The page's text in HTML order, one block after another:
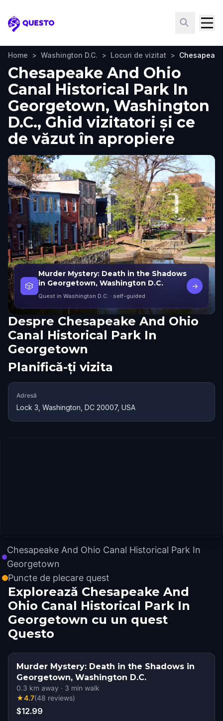
Questo
Home > Washington D.C. > Locuri de vizitat >
Chesapeake And Ohio
Canal Historical Park In
Georgetown, Washington
D.C., Ghid vizitatori și ce
de văzut în apropiere
🎲
Murder Mystery: Death in the Shadows
in Georgetown, Washington D.C.
Quest in Washington D.C. · self-guided
→
Despre Chesapeake And Ohio
Canal Historical Park In
Georgetown
Planifică-ți vizita
Adresă
Lock 3, Washington, DC 20007, USA
Chesapeake And Ohio Canal Historical Park In
Georgetown
Puncte de plecare quest
Explorează Chesapeake And
Ohio Canal Historical Park In
Georgetown cu un quest
Questo
Murder Mystery: Death in the Shadows in
Georgetown, Washington D.C.
0.3 km away · 3 min walk
★4.7(48 reviews)
$12.99